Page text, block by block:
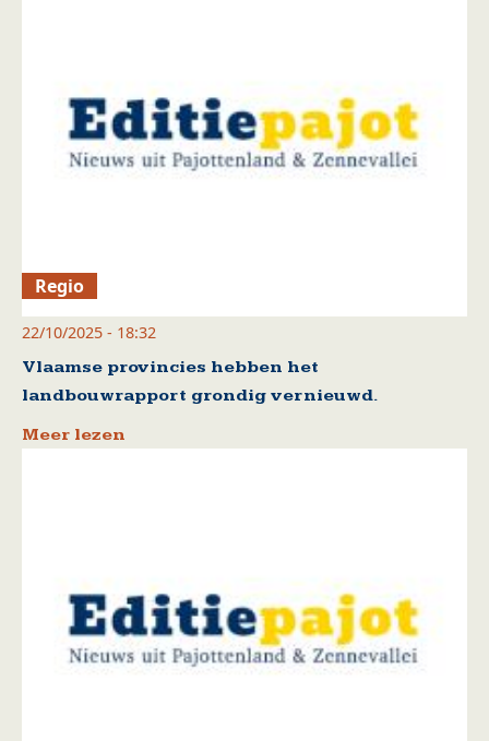
Regio
22/10/2025 - 18:32
Vlaamse provincies hebben het
landbouwrapport grondig vernieuwd.
Meer lezen